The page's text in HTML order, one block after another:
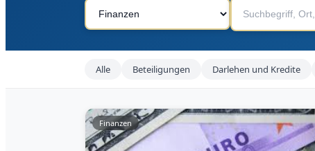
Alle Beteiligungen Darlehen und Kredite
Finanzen